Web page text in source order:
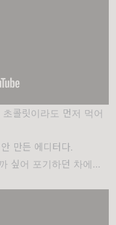
콜릿이라도 먼저 먹어
만든 에디터다.
싶어 포기하던 차에…